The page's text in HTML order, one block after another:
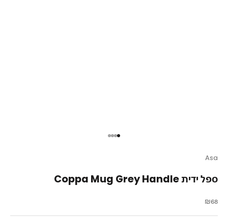
עבור לפריט 1
עבור לפריט 2
עבור לפריט 3
עבור לפריט 4
Asa
ספל ידית Coppa Mug Grey Handle
מחיר מבצע
₪68